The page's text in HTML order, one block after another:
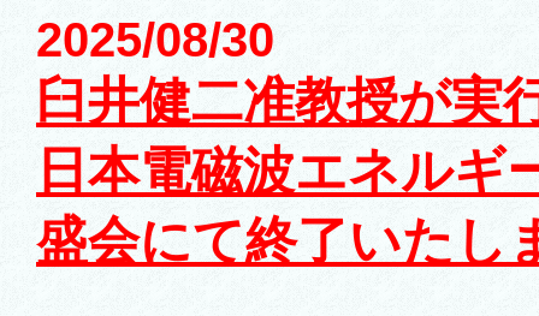
2025/08/30
臼井健二准教授が実
日本電磁波エネルギ
盛会にて終了いたし